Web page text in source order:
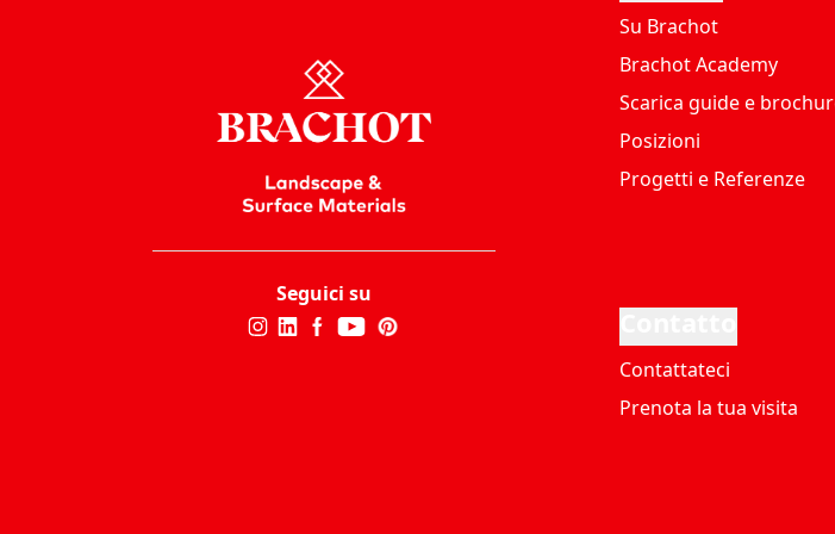
Seguici su
Su Brachot
Brachot Academy
Scarica guide e
Posizioni
Progetti e Referenze
Contattateci
Prenota la tua visita